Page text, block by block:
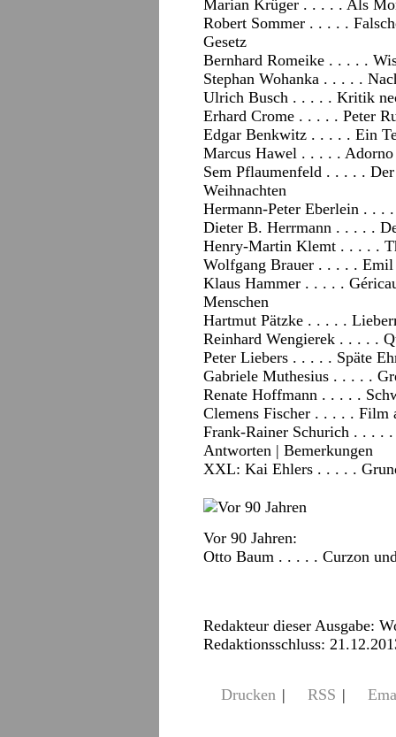
Marian Krüger . . . . . Als
Robert Sommer . . . . .
Gesetz
Bernhard Romeike . . . . .
Stephan Wohanka . . . . .
Ulrich Busch . . . . . Kritik
Erhard Crome . . . . . Peter
Edgar Benkwitz . . . . . Ein
Marcus Hawel . . . . .
Sem Pflaumenfeld . . . . .
Weihnachten
Hermann-Peter Eberlein . . .
Dieter B. Herrmann . . . . .
Henry-Martin Klemt . . . . .
Wolfgang Brauer . . . . . Emil
Klaus Hammer . . . . .
Menschen
Hartmut Pätzke . . . . .
Reinhard Wengierek . . . . .
Peter Liebers . . . . . Späte
Gabriele Muthesius . . . . .
Renate Hoffmann . . . . .
Clemens Fischer . . . . . Film
Frank-Rainer Schurich . . . .
Antworten | Bemerkungen
XXL: Kai Ehlers . . . . .
Vor 90 Jahren:
Otto Baum . . . . . Curzon
Redakteur dieser Ausgabe:
Redaktionsschluss:
Drucken | RSS |